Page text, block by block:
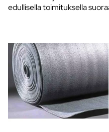
edullisella toimituksella